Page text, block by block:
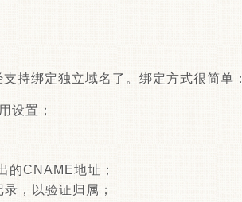
支持绑定独立域名了。绑定方式很简单：
设置；
的CNAME地址；
，以验证归属；